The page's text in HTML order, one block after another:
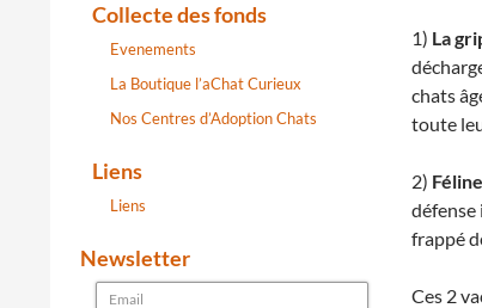
1) La
chats
toute
2)
défense
frappé
Ces 2
Collecte des fonds
Evenements
La Boutique l’aChat Curieux
Nos Centres d’Adoption Chats
Liens
Liens
Newsletter